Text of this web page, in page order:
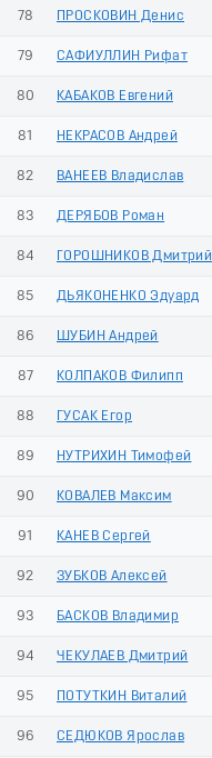
78 ПРОСКОВИН Денис
79 САФИУЛЛИН Рифат
80 КАБАКОВ Евгений
81 НЕКРАСОВ Андрей
82 ВАНЕЕВ Владислав
83 ДЕРЯБОВ Роман
84 ГОРОШНИКОВ Дмитрий
85 ДЬЯКОНЕНКО Эдуард
86 ШУБИН Андрей
87 КОЛПАКОВ Филипп
88 ГУСАК Егор
89 НУТРИХИН Тимофей
90 КОВАЛЕВ Максим
91 КАНЕВ Сергей
92 ЗУБКОВ Алексей
93 БАСКОВ Владимир
94 ЧЕКУЛАЕВ Дмитрий
95 ПОТУТКИН Виталий
96 СЕДЮКОВ Ярослав